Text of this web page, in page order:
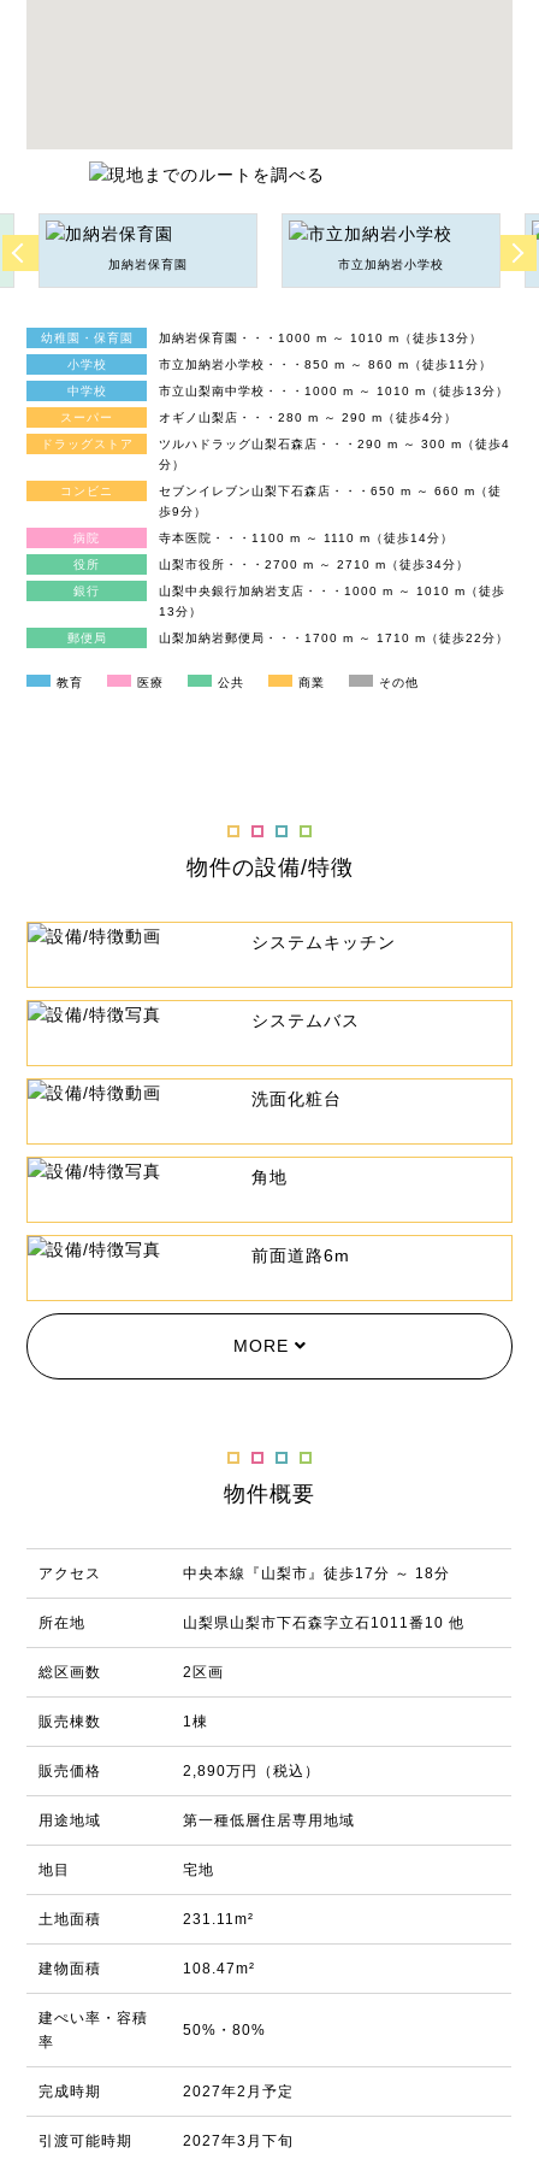
加納岩保育園 市立加納岩小学校
幼稚園・保育園
加納岩保育園・・・1000 m ～ 1010 m（徒歩13分）
小学校
市立加納岩小学校・・・850 m ～ 860 m（徒歩11分）
中学校
市立山梨南中学校・・・1000 m ～ 1010 m（徒歩13分）
スーパー
オギノ山梨店・・・280 m ～ 290 m（徒歩4分）
ドラッグストア
ツルハドラッグ山梨石森店・・・290 m ～ 300 m（徒歩4
分）
コンビニ
セブンイレブン山梨下石森店・・・650 m ～ 660 m（徒
歩9分）
病院
寺本医院・・・1100 m ～ 1110 m（徒歩14分）
役所
山梨市役所・・・2700 m ～ 2710 m（徒歩34分）
銀行
山梨中央銀行加納岩支店・・・1000 m ～ 1010 m（徒歩
13分）
郵便局
山梨加納岩郵便局・・・1700 m ～ 1710 m（徒歩22分）
教育 医療 公共 商業 その他
物件の設備/特徴
システムキッチン
システムバス
洗面化粧台
角地
前面道路6m
MORE
物件概要
アクセス 中央本線『山梨市』徒歩17分 ～ 18分
所在地 山梨県山梨市下石森字立石1011番10 他
総区画数 2区画
販売棟数 1棟
販売価格 2,890万円（税込）
用途地域 第一種低層住居専用地域
地目 宅地
土地面積 231.11m²
建物面積 108.47m²
建ぺい率・容積
率
50%・80%
完成時期 2027年2月予定
引渡可能時期 2027年3月下旬